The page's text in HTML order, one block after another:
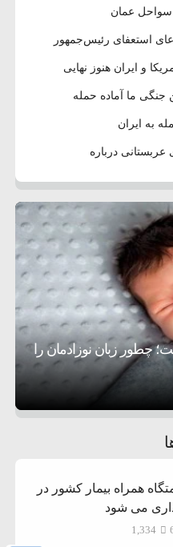
سواحل عمان
استعفای رئیس‌جمهور
و ایران هنوز نهایی
جنگی ما آماده حمله
به ایران
درباره
گسترده‌ای برای پاسخ به
علیه ایران را صادر کرد
اصابت قرار گرفته
برای خلع سلاح کامل
بلغارستانی به دلیل
ایران
کمک می کنند پاسخ
ایران را اعلام کرد
چطور زبان نوزادمان را
تأثیر بگذارد
همراه بیمار کشور در
می شود
1,334